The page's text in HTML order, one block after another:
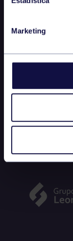
Marketing